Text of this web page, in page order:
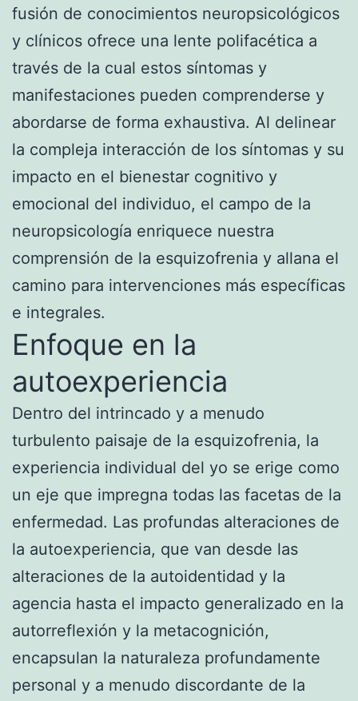
fusión de conocimientos neuropsicológicos
y clínicos ofrece una lente polifacética a
través de la cual estos síntomas y
manifestaciones pueden comprenderse y
abordarse de forma exhaustiva. Al delinear
la compleja interacción de los síntomas y su
impacto en el bienestar cognitivo y
emocional del individuo, el campo de la
neuropsicología enriquece nuestra
comprensión de la esquizofrenia y allana el
camino para intervenciones más específicas
e integrales.
Enfoque en la
autoexperiencia
Dentro del intrincado y a menudo
turbulento paisaje de la esquizofrenia, la
experiencia individual del yo se erige como
un eje que impregna todas las facetas de la
enfermedad. Las profundas alteraciones de
la autoexperiencia, que van desde las
alteraciones de la autoidentidad y la
agencia hasta el impacto generalizado en la
autorreflexión y la metacognición,
encapsulan la naturaleza profundamente
personal y a menudo discordante de la